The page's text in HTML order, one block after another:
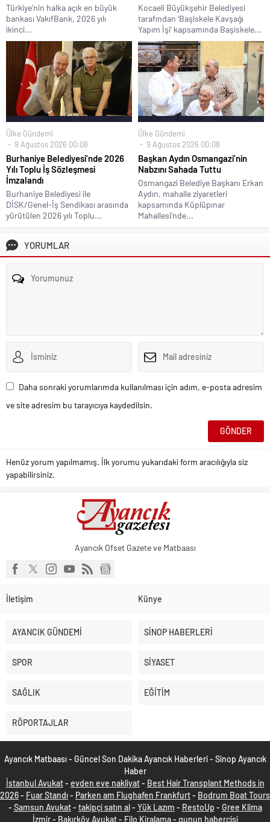
Türkiye’nin halka açık en büyük
bankası VakıfBank, 2026 yılı
ikinci...
Kocaeli Büyükşehir Belediyesi
tarafından ‘Başiskele Kavşağı
Yapım İşi’ kapsamında Başiskele...
Ülke Gündemi
9 Ağustos 2026 00:08
Burhaniye Belediyesi’nde 2026
Yılı Toplu İş Sözleşmesi
İmzalandı
Burhaniye Belediyesi ile
DİSK/Genel-İş Sendikası arasında
yürütülen 2026 yılı Toplu...
Ülke Gündemi
9 Ağustos 2026 00:08
Başkan Aydın Osmangazi’nin
Nabzını Sahada Tuttu
Osmangazi Belediye Başkanı Erkan
Aydın, mahalle ziyaretleri
kapsamında Küplüpınar
Mahallesi’nde...
YORUMLAR
Daha sonraki yorumlarımda kullanılması için adım, e-posta adresim
ve site adresim bu tarayıcıya kaydedilsin.
Henüz yorum yapılmamış. İlk yorumu yukarıdaki form aracılığıyla siz
yapabilirsiniz.
Ayancık Ofset Gazete ve Matbaası
İletişim Künye
AYANCIK GÜNDEMİ SİNOP HABERLERİ
SPOR SİYASET
SAĞLIK EĞİTİM
RÖPORTAJLAR
Ayancık Matbaası - Güncel Son Dakika Ayancık Haberleri - Sinop Ayancık
Haber
İstanbul Avukat- evden eve nakliyat- Best Hair Transplant Methods in
2026- Fuar Standı- Parken am Flughafen Frankfurt- Bodrum Boat Tours
- Samsun Avukat- takipçi satın al- Yük Lazım - RestoUp - Gree Klima
İzmir- Bakırköy Avukat- Filo Kiralama- gunun habercisi